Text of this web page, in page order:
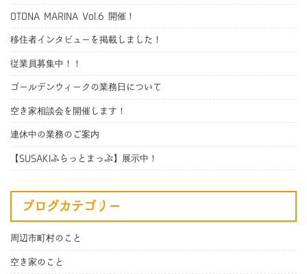
OTONA MARINA Vol.6 開催！
移住者インタビューを掲載しました！
従業員募集中！！
ゴールデンウィークの業務日について
空き家相談会を開催します！
連休中の業務のご案内
【SUSAKIふらっとまっぷ】展示中！
ブログカテゴリー
周辺市町村のこと
空き家のこと